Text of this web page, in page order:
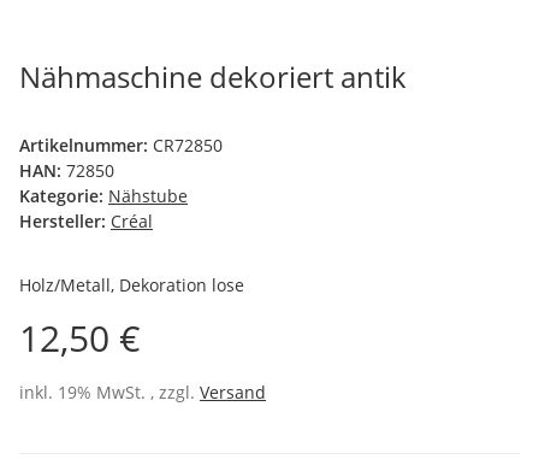
Nähmaschine dekoriert antik
Artikelnummer: CR72850
HAN: 72850
Kategorie: Nähstube
Hersteller: Créal
Holz/Metall, Dekoration lose
12,50 €
inkl. 19% MwSt. , zzgl. Versand